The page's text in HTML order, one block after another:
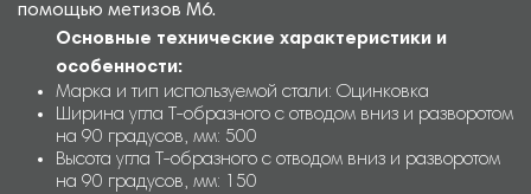
помощью метизов М6.
Основные технические характеристики и
особенности:
Марка и тип используемой стали: Оцинковка
Ширина угла Т-образного с отводом вниз и разворотом
на 90 градусов, мм: 500
Высота угла Т-образного с отводом вниз и разворотом
на 90 градусов, мм: 150